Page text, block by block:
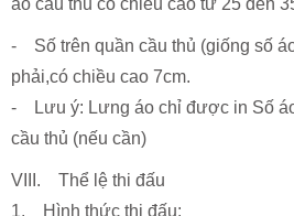
áo cầu thủ có chiều cao từ 25 đến
- Số trên quần cầu thủ (giống số
phải,có chiều cao 7cm.
- Lưu ý: Lưng áo chỉ được in Số
cầu thủ (nếu cần)
VIII. Thể lệ thi đấu
1. Hình thức thi đấu: